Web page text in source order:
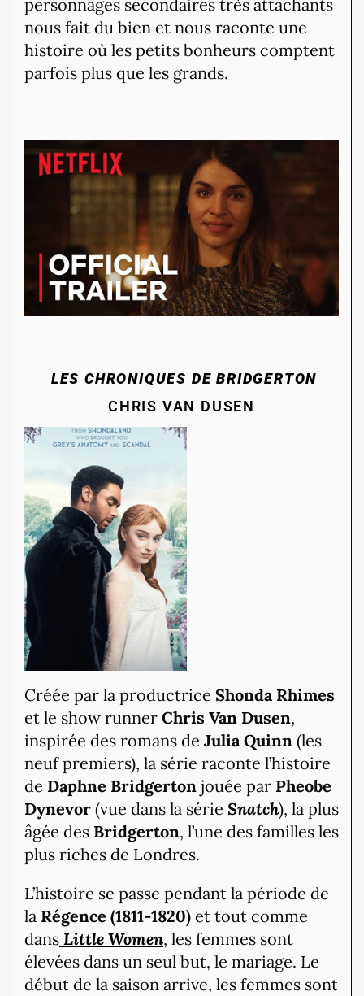
personnages secondaires très attachants
nous fait du bien et nous raconte une
histoire où les petits bonheurs comptent
parfois plus que les grands.
LES CHRONIQUES DE BRIDGERTON
CHRIS VAN DUSEN
Créée par la productrice Shonda Rhimes
et le show runner Chris Van Dusen,
inspirée des romans de Julia Quinn (les
neuf premiers), la série raconte l’histoire
de Daphne Bridgerton jouée par Pheobe
Dynevor (vue dans la série Snatch), la plus
âgée des Bridgerton, l’une des familles les
plus riches de Londres.
L’histoire se passe pendant la période de
la Régence (1811-1820) et tout comme
dans Little Women, les femmes sont
élevées dans un seul but, le mariage. Le
début de la saison arrive, les femmes sont